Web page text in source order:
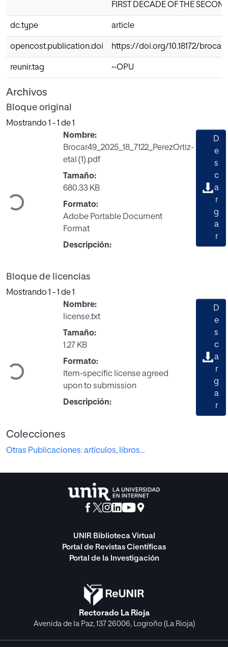
FIRST DECADE OF THE
dc.type article
opencost.publication.doi https://doi.org/10.18172/
reunir.tag ~OPU
Archivos
Bloque original
Mostrando 1 - 1 de 1
Cargando...
Nombre:
Brocar49_2025_18_7122_PerezOrtiz-
etal (1).pdf
Tamaño:
680.33 KB
Formato:
Adobe Portable Document
Format
Descripción:
D
e
s
c
a
r
g
a
r
Bloque de licencias
Mostrando 1 - 1 de 1
Cargando...
Nombre:
license.txt
Tamaño:
1.27 KB
Formato:
Item-specific license agreed
upon to submission
Descripción:
D
e
s
c
a
r
g
a
r
Colecciones
Otras Publicaciones: artículos, libros...
UNIR Biblioteca Virtual
Portal de Revistas Científicas
Portal de la Investigación
Rectorado La Rioja
Avenida de la Paz, 137 26006, Logroño (La Rioja)